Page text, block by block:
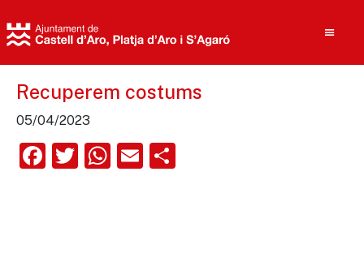
Recuperem costums
05/04/2023
Facebook
Twitter
WhatsApp
Email